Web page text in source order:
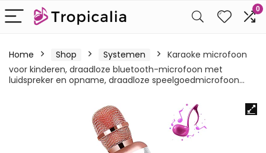
0
Home Shop Systemen
Karaoke microfoon
voor kinderen, draadloze bluetooth-microfoon met
luidspreker en opname, draadloze speelgoedmicrofoon…